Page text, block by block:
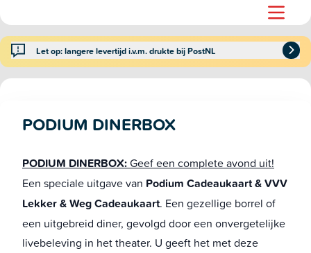
Let op: langere levertijd i.v.m. drukte bij PostNL
PODIUM DINERBOX
PODIUM DINERBOX:Geef een complete avond uit!
Een speciale uitgave van Podium Cadeaukaart & VVV
Lekker & Weg Cadeaukaart. Een gezellige borrel of
een uitgebreid diner, gevolgd door een onvergetelijke
livebeleving in het theater. U geeft het met deze